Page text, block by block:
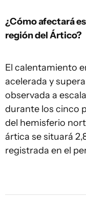
¿Cómo afectará
región del Ártico?
El calentamiento
acelerada y
observada a
durante los cinco
del hemisferio
ártica se situará
registrada en el